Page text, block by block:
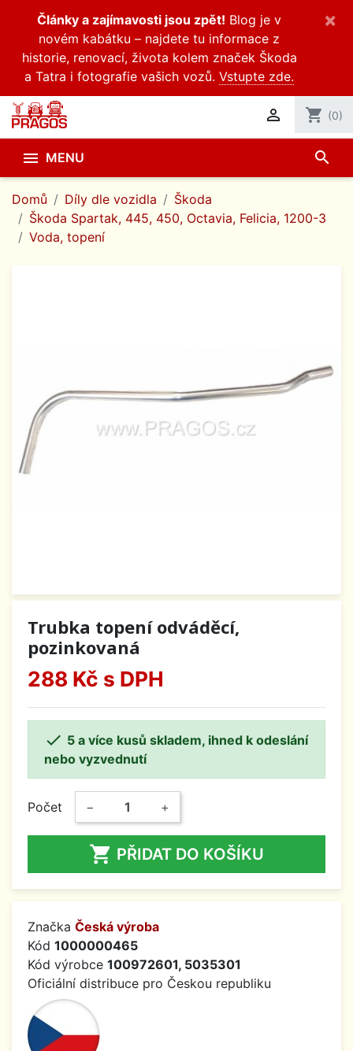
Články a zajímavosti jsou zpět! Blog je v
novém kabátku – najdete tu informace z
historie, renovací, života kolem značek Škoda
a Tatra i fotografie vašich vozů. Vstupte zde.
×
 shopping_cart (0)
 MENU search
Domů Díly dle vozidla
Škoda
Škoda Spartak, 445, 450, Octavia, Felicia, 1200-3
Voda, topení
Trubka topení odváděcí,
pozinkovaná
288 Kč s DPH
 5 a více kusů skladem, ihned k odeslání
nebo vyzvednutí
Počet − +
 PŘIDAT DO KOŠÍKU
Značka Česká výroba
Kód 1000000465
Kód výrobce 100972601, 5035301
Oficiální distribuce pro Českou republiku